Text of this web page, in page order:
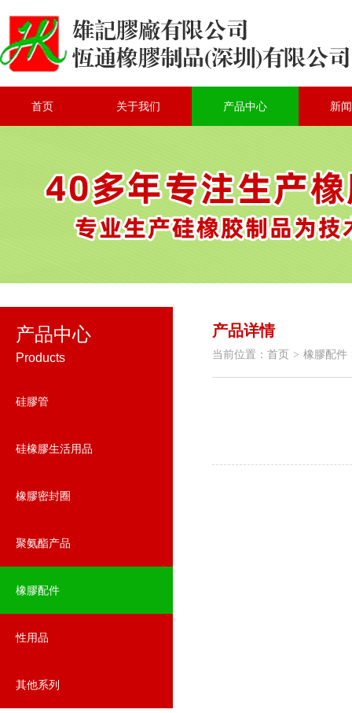
首页 关于我们 产品中心 新
产品中心
Products
硅膠管
硅橡膠生活用品
橡膠密封圈
聚氨酯产品
橡膠配件
性用品
其他系列
产品详情
当前位置： 首页 > 橡膠配件